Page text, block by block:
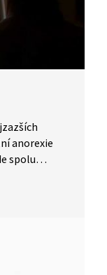
anorexie
spolu
života